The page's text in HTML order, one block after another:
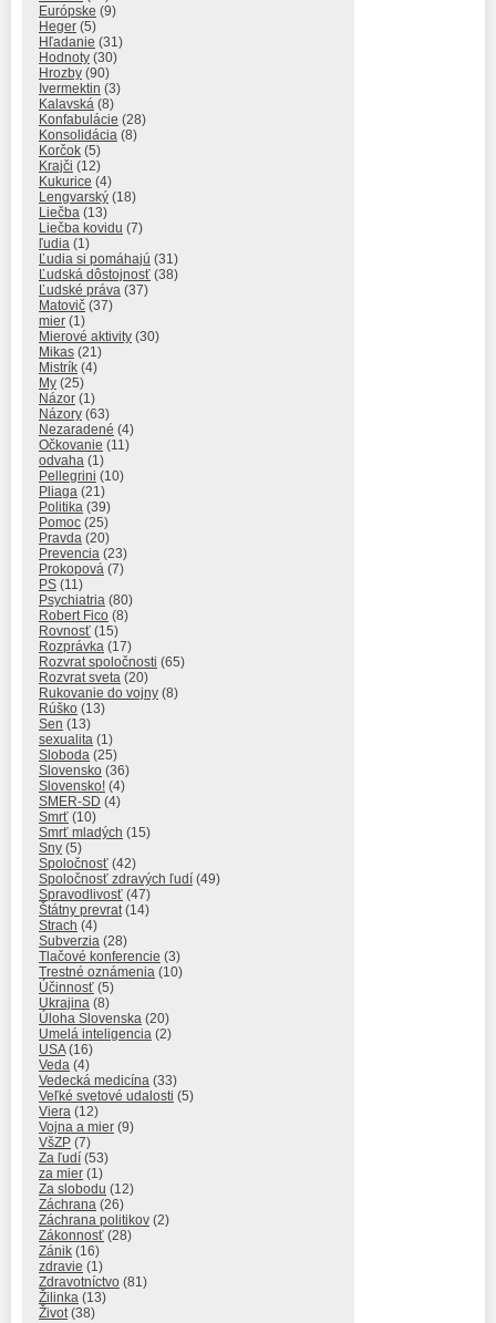
Európske (9)
Heger (5)
Hľadanie (31)
Hodnoty (30)
Hrozby (90)
Ivermektin (3)
Kalavská (8)
Konfabulácie (28)
Konsolidácia (8)
Korčok (5)
Krajči (12)
Kukurice (4)
Lengvarský (18)
Liečba (13)
Liečba kovidu (7)
ľudia (1)
Ľudia si pomáhajú (31)
Ľudská dôstojnosť (38)
Ľudské práva (37)
Matovič (37)
mier (1)
Mierové aktivity (30)
Mikas (21)
Mistrík (4)
My (25)
Názor (1)
Názory (63)
Nezaradené (4)
Očkovanie (11)
odvaha (1)
Pellegrini (10)
Pliaga (21)
Politika (39)
Pomoc (25)
Pravda (20)
Prevencia (23)
Prokopová (7)
PS (11)
Psychiatria (80)
Robert Fico (8)
Rovnosť (15)
Rozprávka (17)
Rozvrat spoločnosti (65)
Rozvrat sveta (20)
Rukovanie do vojny (8)
Rúško (13)
Sen (13)
sexualita (1)
Sloboda (25)
Slovensko (36)
Slovensko! (4)
SMER-SD (4)
Smrť (10)
Smrť mladých (15)
Sny (5)
Spoločnosť (42)
Spoločnosť zdravých ľudí (49)
Spravodlivosť (47)
Štátny prevrat(14)
Strach (4)
Subverzia (28)
Tlačové konferencie (3)
Trestné oznámenia (10)
Účinnosť (5)
Ukrajina (8)
Úloha Slovenska (20)
Umelá inteligencia (2)
USA(16)
Veda (4)
Vedecká medicína (33)
Veľké svetové udalosti (5)
Viera (12)
Vojna a mier (9)
VšZP (7)
Za ľudí (53)
za mier (1)
Za slobodu (12)
Záchrana (26)
Záchrana politikov (2)
Zákonnosť (28)
Zánik (16)
zdravie (1)
Zdravotníctvo (81)
Žilinka (13)
Život(38)